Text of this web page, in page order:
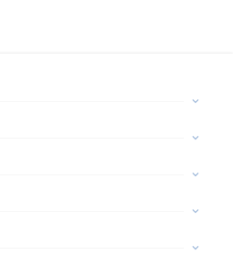
keyboard_arrow_down
keyboard_arrow_down
keyboard_arrow_down
keyboard_arrow_down
keyboard_arrow_down